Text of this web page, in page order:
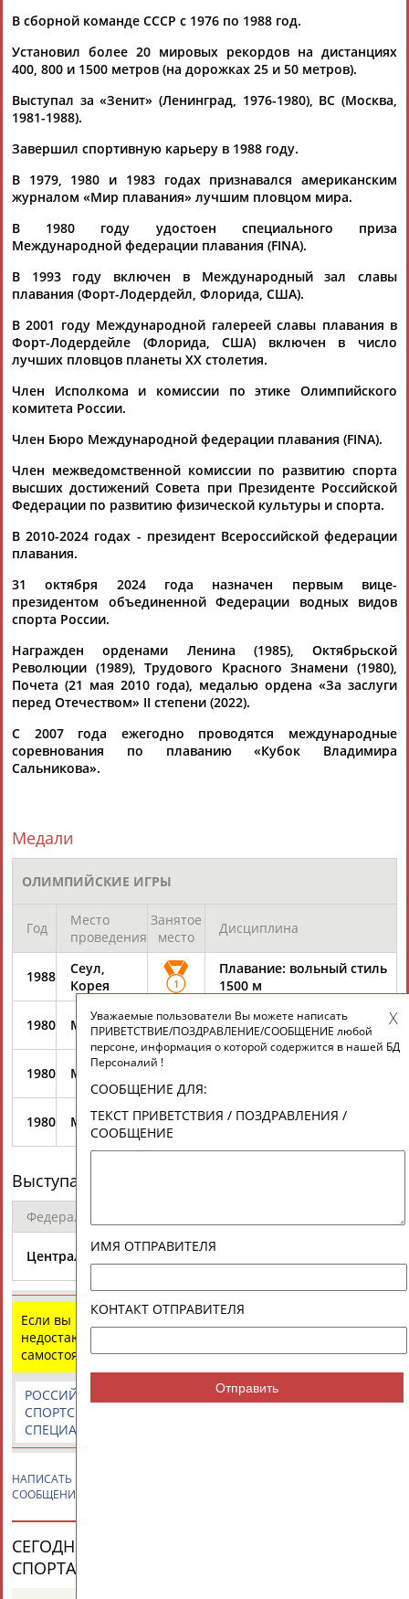
24 персон из 13181
ТАБЛО АКТИВНОСТИ
© Стадион, 1998-2026
Разработка и поддержка ООО НАИТ «Стадион»
Адресов в новостной рассылке: 996
Подпишись
В сборной команде СССР с 1976 по 1988 год.
Установил более 20 мировых рекордов на дистанциях
400, 800 и 1500 метров (на дорожках 25 и 50 метров).
Выступал за «Зенит» (Ленинград, 1976-1980), ВС (Москва,
1981-1988).
Завершил спортивную карьеру в 1988 году.
В 1979, 1980 и 1983 годах признавался американским
журналом «Мир плавания» лучшим пловцом мира.
В 1980 году удостоен специального приза
Международной федерации плавания (FINA).
В 1993 году включен в Международный зал славы
плавания (Форт-Лодердейл, Флорида, США).
В 2001 году Международной галереей славы плавания в
Форт-Лодердейле (Флорида, США) включен в число
лучших пловцов планеты ХХ столетия.
Член Исполкома и комиссии по этике Олимпийского
комитета России.
Член Бюро Международной федерации плавания (FINA).
Член межведомственной комиссии по развитию спорта
высших достижений Совета при Президенте Российской
Федерации по развитию физической культуры и спорта.
В 2010-2024 годах - президент Всероссийской федерации
плавания.
31 октября 2024 года назначен первым вице-
президентом объединенной Федерации водных видов
спорта России.
Награжден орденами Ленина (1985), Октябрьской
Революции (1989), Трудового Красного Знамени (1980),
Почета (21 мая 2010 года), медалью ордена «За заслуги
перед Отечеством» II степени (2022).
С 2007 года ежегодно проводятся международные
соревнования по плаванию «Кубок Владимира
Сальникова».
Медали
ОЛИМПИЙСКИЕ ИГРЫ
Год
Место
проведения
Занятое
место
Дисциплина
1988
Сеул,
Корея
1
Плавание: вольный стиль
1500 м
1980 Москва 1
Плавание: вольный стиль
400 м
1980 Москва
1980 Москва
Плавание: эстафета 4х200
Выступает за
Федеральный
Центральный Москва Москва
силы
Если вы нашли ошибку в данных или имеете
недостающую информацию, внесите изменения
самостоятельно
СПОРТИВНЫЕ
РОССИЙСКИЕ
РОССИЙСКИЕ
СПОРТСМЕНЫ,
СПЕЦИАЛИСТЫ
НАПИСАТЬ
СООБЩЕНИЕ
СЕГОДНЯ ДЕНЬ РОЖДЕНИЯ У ПЕРСОН ИЗ МИРА
СПОРТА (25 ПЕРСОНАЛИЙ)
Уважаемые пользователи Вы можете написать
ПРИВЕТСТВИЕ/ПОЗДРАВЛЕНИЕ/СООБЩЕНИЕ любой
персоне, информация о которой содержится в нашей БД
Персоналий !
СООБЩЕНИЕ ДЛЯ:
ТЕКСТ ПРИВЕТСТВИЯ / ПОЗДРАВЛЕНИЯ /
СООБЩЕНИЕ
ИМЯ ОТПРАВИТЕЛЯ
КОНТАКТ ОТПРАВИТЕЛЯ
Отправить